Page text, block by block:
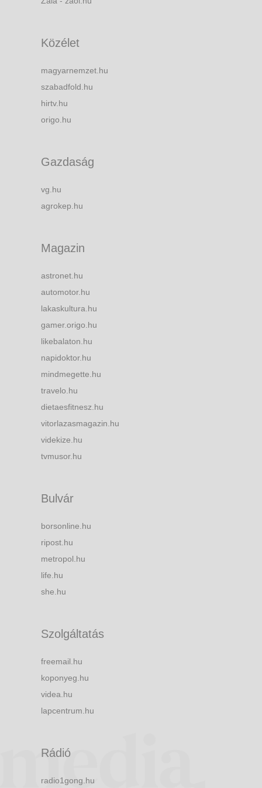
Közélet
magyarnemzet.hu
szabadfold.hu
hirtv.hu
origo.hu
Gazdaság
vg.hu
agrokep.hu
Magazin
astronet.hu
automotor.hu
lakaskultura.hu
gamer.origo.hu
likebalaton.hu
napidoktor.hu
mindmegette.hu
travelo.hu
dietaesfitnesz.hu
vitorlazasmagazin.hu
videkize.hu
tvmusor.hu
Bulvár
borsonline.hu
ripost.hu
metropol.hu
life.hu
she.hu
Szolgáltatás
freemail.hu
koponyeg.hu
videa.hu
lapcentrum.hu
Rádió
radio1gong.hu